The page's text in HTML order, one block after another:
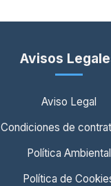
Avisos
Aviso Legal
Condiciones de
Política Ambiental
Política de